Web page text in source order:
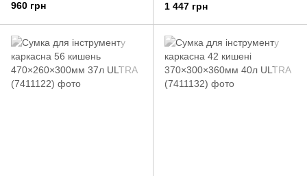
960 грн
(7411722)
1 447 грн